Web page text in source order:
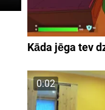
Kāda jēga tev
0:02